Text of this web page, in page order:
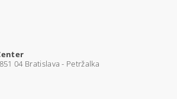
04 Bratislava - Petržalka